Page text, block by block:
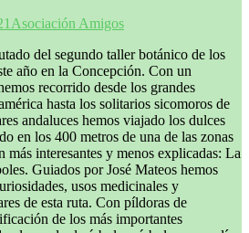
Asociación Amigos
del segundo taller botánico de los
año en la Concepción. Con un
recorrido desde los grandes
hasta los solitarios sicomoros de
andaluces hemos viajado los dulces
en los 400 metros de una de las zonas
interesantes y menos explicadas: La
Guiados por José Mateos hemos
usos medicinales y
de esta ruta. Con píldoras de
de los más importantes